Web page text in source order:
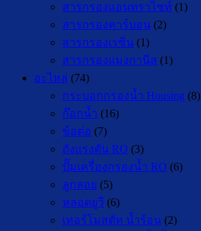
สารกรองแอนทราไซท์ (1)
สารกรองคาร์บอน (2)
สารกรองเรซิ่น (1)
สารกรองแมงกานีส (1)
อะไหล่ (74)
กระบอกกรองน้ำ Housing (8)
ก๊อกน้ำ (16)
ข้อต่อ (7)
ถังแรงดัน RO (3)
ปั๊มเครื่องกรองน้ำ RO (6)
ลูกลอย (5)
หลอดยูวี (6)
เทอร์โมสตัท น้ำร้อน (2)